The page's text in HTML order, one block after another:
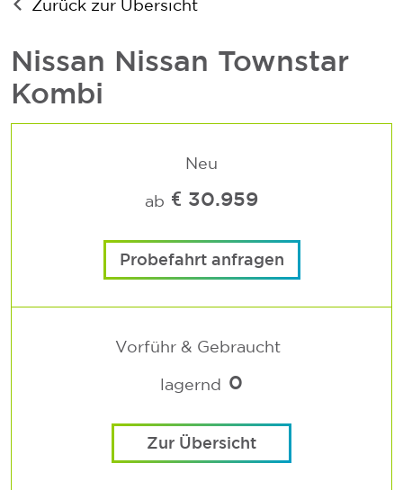
Zurück zur Übersicht
Nissan Nissan Townstar
Kombi
Neu
ab € 30.959
Probefahrt anfragen
Vorführ & Gebraucht
lagernd 0
Zur Übersicht